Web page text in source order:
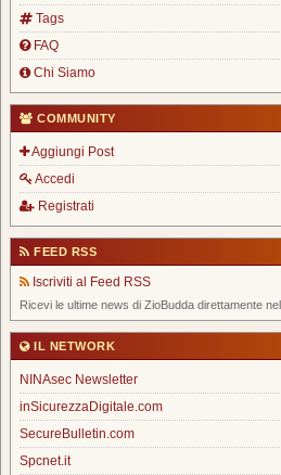
Tags
FAQ
Chi Siamo
COMMUNITY
Aggiungi Post
Accedi
Registrati
FEED RSS
Iscriviti al Feed RSS
Ricevi le ultime news di ZioBudda direttamente
IL NETWORK
NINAsec Newsletter
inSicurezzaDigitale.com
SecureBulletin.com
Spcnet.it